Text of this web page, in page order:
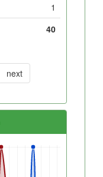
1
40
next